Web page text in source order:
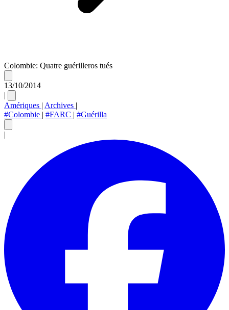
Colombie: Quatre guérilleros tués
13/10/2014
|
Amériques | Archives |
#Colombie | #FARC | #Guérilla
|